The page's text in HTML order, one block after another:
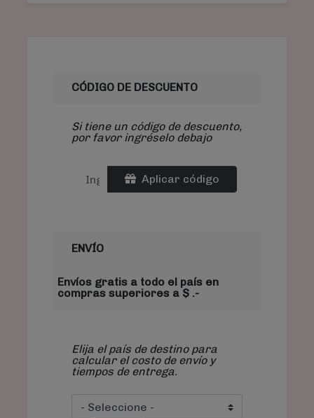
CÓDIGO DE DESCUENTO
Si tiene un código de descuento,
por favor ingréselo debajo
Aplicar código
ENVÍO
Envíos gratis a todo el país en
compras superiores a $ .-
Elija el país de destino para
calcular el costo de envío y
tiempos de entrega.